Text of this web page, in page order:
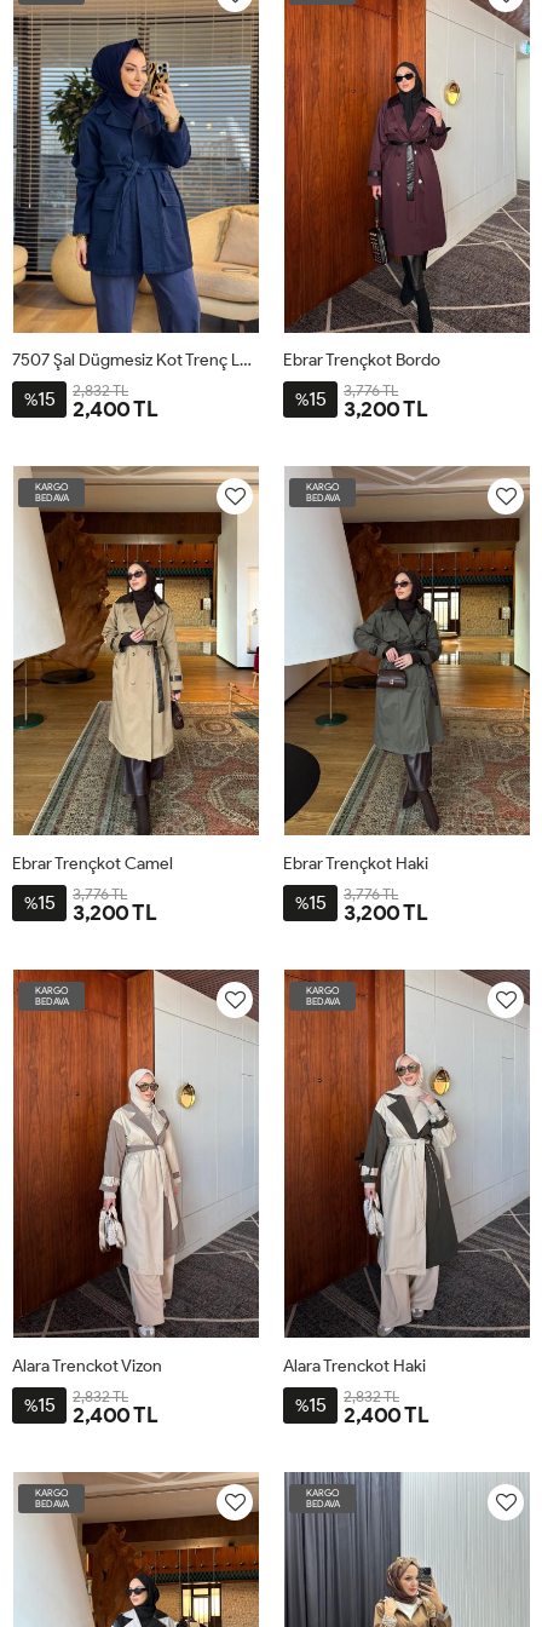
7507 Şal Dügmesiz Kot Trenç Lacivert
%15 2,832 TL
2,400 TL
M-
38-
40-
42
XL-
42-
44-
46
Ebrar Trençkot Bordo
%15 3,776 TL
3,200 TL
KARGO
BEDAVA
M-
38-
40-
XL-
42-
44-
46
Ebrar Trençkot Camel
%15 3,776 TL
3,200 TL
KARGO
BEDAVA
M-
38-
40-
42
XL-
42-
46
Ebrar Trençkot Haki
%15 3,776 TL
3,200 TL
KARGO
BEDAVA
M-
38-
40-
42
XL-
46
Alara Trenckot Vizon
%15 2,832 TL
2,400 TL
KARGO
BEDAVA
M-
42
XL-
46
Alara Trenckot Haki
%15 2,832 TL
2,400 TL
KARGO
BEDAVA
KARGO
BEDAVA